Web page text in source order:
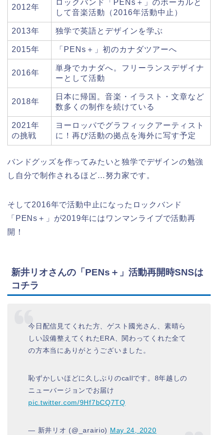
2012年
ロックバンド「PENs＋」のボーカルと
して音楽活動（2016年活動中止）
2013年 独学で英語とデザインを学ぶ
2015年 「PENs＋」初のカナダツアーへ
2016年
単身でカナダへ。フリーランスデザイナ
ーとして活動
2018年
日本に帰国。音楽・イラスト・文章など
数多くの制作を続けている
2021年
の挑戦
ヨーロッパでグラフィックアーティスト
に！再び活動の拠点を海外に写す予定
バンドグッズを作ってみたいと独学でデザインの勉強
し自分で制作されるほど…努力家です。
そして2016年で活動中止になったロックバンド
「PENs＋」が2019年にはワンマンライブで活動再
開！
新井リオさんの「PENs＋」活動再開時SNSは
コチラ
今日配信見てくれた方、ゲスト國光さん、素晴ら
しい設備整えてくれたERA、関わってくれた全て
の方本当にありがとうございました。
恥ずかしいほどに久しぶりのcallです。8年越しの
ニューバージョンでお届け
pic.twitter.com/9Hf7bCQ7TQ
— 新井リオ (@_arairio) May 24, 2020